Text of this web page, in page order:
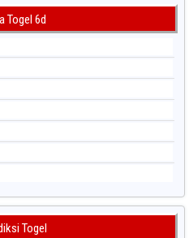
Togel 6d
Togel